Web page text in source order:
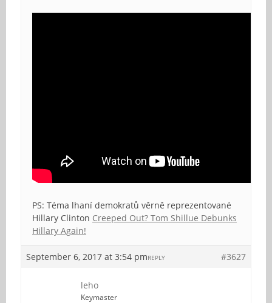
PS: Téma lhaní demokratů věrně reprezentované
Hillary Clinton Creeped Out? Tom Shillue Debunks
Hillary Again!
September 6, 2017 at 3:54 pm #3627
REPLY
leho
Keymaster